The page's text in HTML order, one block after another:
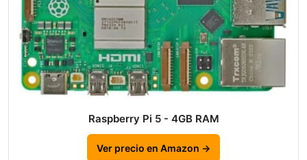
Raspberry Pi 5 - 4GB RAM
Ver precio en Amazon →